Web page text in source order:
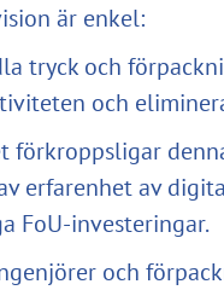
är enkel:
tryck och
och
förkroppsligar
erfarenhet av
FoU-investeringar.
och